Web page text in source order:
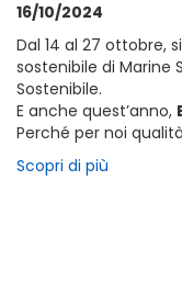
16/10/2024
Dal 14 al 27 ottobre,
sostenibile di Marine
Sostenibile.
E anche quest’anno,
Perché per noi
Scopri di più